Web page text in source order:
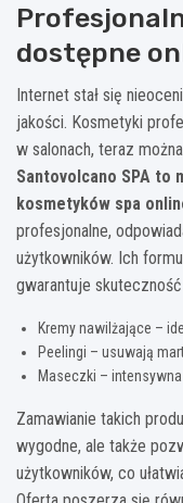
dostępne
Internet stał się
jakości. Kosmetyki
w salonach, teraz
Santovolcano SPA
kosmetyków spa
profesjonalne,
użytkowników. Ich
gwarantuje
Kremy nawilżające –
Peelingi – usuwają
Maseczki –
Zamawianie takich
wygodne, ale także
użytkowników, co